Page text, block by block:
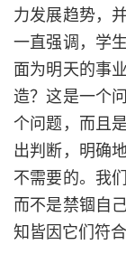
力发展趋势，
一直强调，学
面为明天的事
造？这是一个
个问题，而且
出判断，明确
不需要的。我
而不是禁锢自
知皆因它们符